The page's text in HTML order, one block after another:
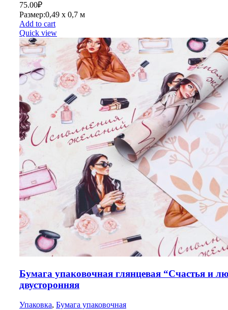
75.00₽
Размер:0,49 х 0,7 м
Add to cart
Quick view
Бумага упаковочная глянцевая “Счастья и
двусторонняя
Упаковка, Бумага упаковочная